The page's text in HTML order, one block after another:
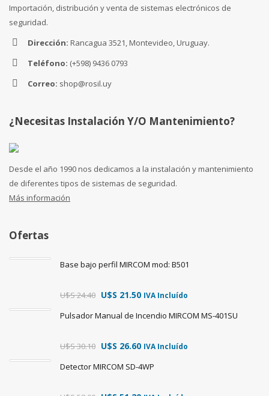
Importación, distribución y venta de sistemas electrónicos de
seguridad.
Dirección: Rancagua 3521, Montevideo, Uruguay.
Teléfono: (+598) 9436 0793
Correo: shop@rosil.uy
¿Necesitas Instalación Y/o Mantenimiento?
Desde el año 1990 nos dedicamos a la instalación y mantenimiento
de diferentes tipos de sistemas de seguridad.
Más información
Ofertas
Base bajo perfil MIRCOM mod: B501
U$S24.40 U$S 21.50 IVA Incluído
Pulsador Manual de Incendio MIRCOM MS-401SU
U$S30.10 U$S 26.60 IVA Incluído
Detector MIRCOM SD-4WP